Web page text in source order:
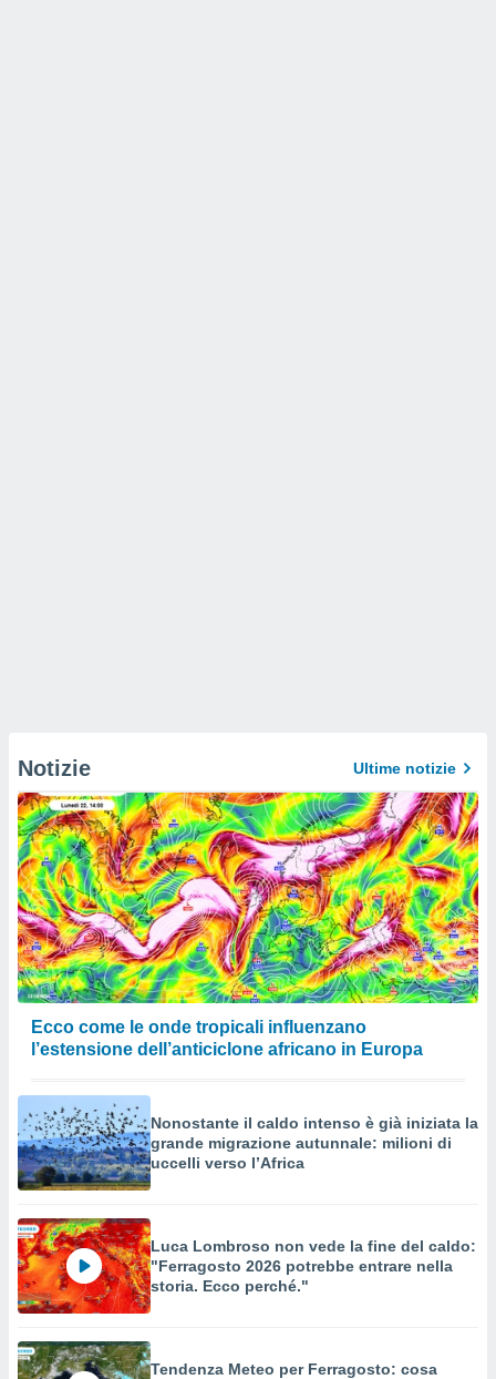
Notizie Ultime notizie
Ecco come le onde tropicali influenzano
l’estensione dell’anticiclone africano in Europa
Nonostante il caldo intenso è già iniziata la
grande migrazione autunnale: milioni di
uccelli verso l’Africa
Luca Lombroso non vede la fine del caldo:
"Ferragosto 2026 potrebbe entrare nella
storia. Ecco perché."
Tendenza Meteo per Ferragosto: cosa